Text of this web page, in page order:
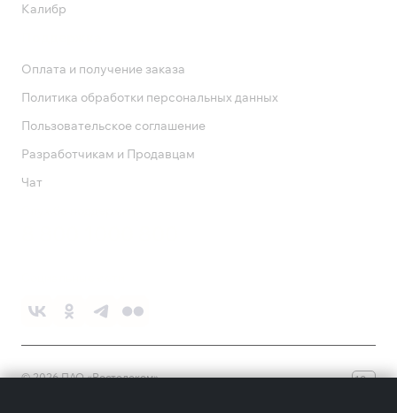
Калибр
Оплата и получение заказа
Политика обработки персональных данных
Пользовательское соглашение
Разработчикам и Продавцам
Чат
©2026ПАО «Ростелеком» 18+